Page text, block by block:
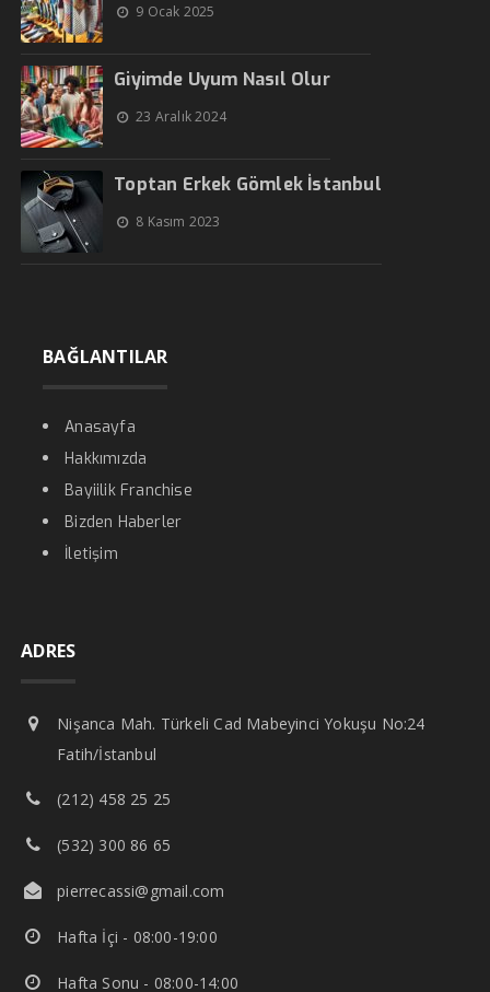
9 Ocak 2025
Giyimde Uyum Nasıl Olur
23 Aralık 2024
Toptan Erkek Gömlek İstanbul
8 Kasım 2023
BAĞLANTILAR
Anasayfa
Hakkımızda
Bayiilik Franchise
Bizden Haberler
İletişim
ADRES
Nişanca Mah. Türkeli Cad Mabeyinci Yokuşu No:24
Fatih/İstanbul
(212) 458 25 25
(532) 300 86 65
pierrecassi@gmail.com
Hafta İçi - 08:00-19:00
Hafta Sonu - 08:00-14:00